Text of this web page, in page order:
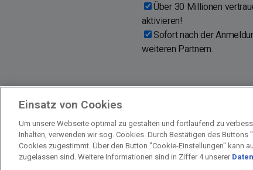
Über 30 Millionen
aktivieren!
Sofort nach der
weiteren Partnern.
Impressum Unternehmen
Einsatz von Cookies
Um unsere Webseite optimal zu gestalten und fortlaufend zu
Inhalten, verwenden wir sog. Cookies. Durch Bestätigen des
Cookies zugestimmt. Über den Button "Cookie-Einstellungen" kann
zugelassen sind. Weitere Informationen sind in Ziffer 4 unserer